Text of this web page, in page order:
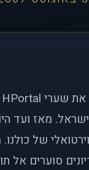
מאז ועד
של
סוערים אל